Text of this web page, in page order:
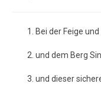
Bei der Feige
und dem Berg
und dieser